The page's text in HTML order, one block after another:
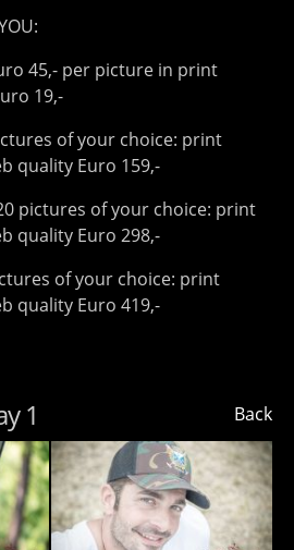
45,- per picture in print
19,-
of your choice: print
quality Euro 159,-
20 pictures of your choice: print
quality Euro 298,-
of your choice: print
quality Euro 419,-
Back
1